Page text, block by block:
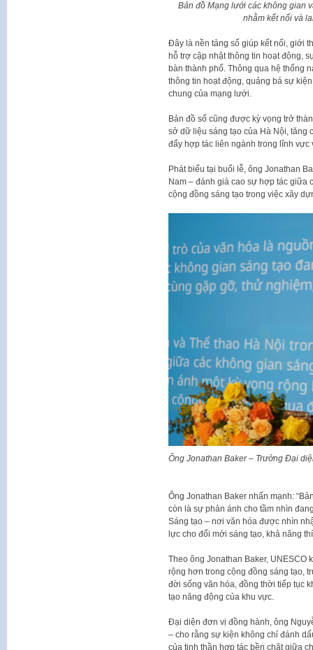
Bản đồ Mạng lưới các không gian
nhằm kết nối và
Đây là nền tảng số giúp kết nối, giới
hỗ trợ cập nhật thông tin hoạt động,
bàn thành phố. Thông qua hệ thống
thông tin hoạt động, quảng bá sự
chung của mạng lưới.
Bản đồ số cũng được kỳ vọng trở
sở dữ liệu sáng tạo của Hà Nội, tăng
đẩy hợp tác liên ngành trong lĩnh vực
Phát biểu tại buổi lễ, ông Jonathan
Nam – đánh giá cao sự hợp tác giữa
cộng đồng sáng tạo trong việc xây
Ông Jonathan Baker – Trưởng Đại
Ông Jonathan Baker nhấn mạnh:
còn là sự phản ánh cho tầm nhìn
Sáng tạo – nơi văn hóa được nhìn
lực cho đổi mới sáng tạo, khả năng
Theo ông Jonathan Baker, UNESCO
rộng hơn trong cộng đồng sáng tạo,
đời sống văn hóa, đồng thời tiếp tục
tạo năng động của khu vực.
Đại diện đơn vị đồng hành, ông
– cho rằng sự kiện không chỉ đánh
của tinh thần hợp tác bền chặt giữa